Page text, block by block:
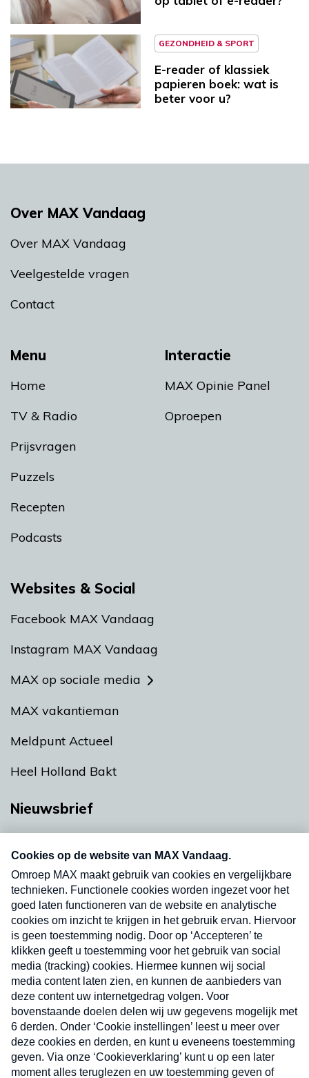
GEZONDHEID & SPORT
E-reader of klassiek
papieren boek: wat is
beter voor u?
Menu
Home
TV & Radio
Prijsvragen
Puzzels
Recepten
Podcasts
Interactie
MAX Opinie Panel
Oproepen
Over MAX Vandaag
Over MAX Vandaag
Veelgestelde vragen
Contact
Websites & Social
Facebook MAX Vandaag
Instagram MAX Vandaag
MAX op sociale media
MAX vakantieman
Meldpunt Actueel
Heel Holland Bakt
Nieuwsbrief
nieuwsbrief. Elke vrijdag- en dinsdagochtend in
uw mailbox.
Verzend
Nieuwsbrief
Neem hier een gratis abonnement op onze